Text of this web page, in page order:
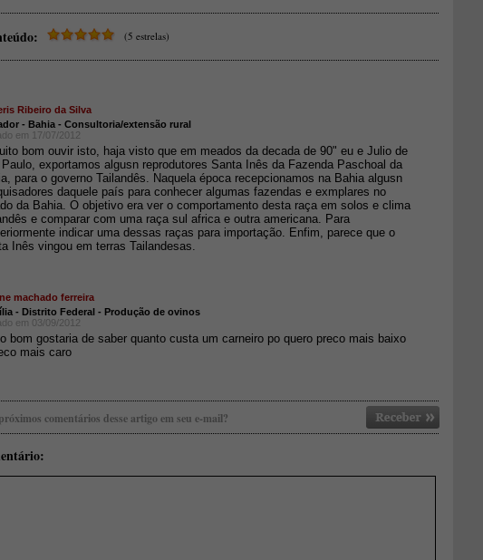
(5 estrelas)
Ribeiro da Silva
- Bahia - Consultoria/extensão rural
em 17/07/2012
bom ouvir isto, haja visto que em meados da decada de 90" eu e Julio de
Paulo, exportamos algusn reprodutores Santa Inês da Fazenda Paschoal da
para o governo Tailandês. Naquela época recepcionamos na Bahia algusn
daquele país para conhecer algumas fazendas e exmplares no
da Bahia. O objetivo era ver o comportamento desta raça em solos e clima
e comparar com uma raça sul africa e outra americana. Para
indicar uma dessas raças para importação. Enfim, parece que o
Inês vingou em terras Tailandesas.
machado ferreira
- Distrito Federal - Produção de ovinos
em 03/09/2012
bom gostaria de saber quanto custa um carneiro po quero preco mais baixo
mais caro
comentários desse artigo em seu e-mail?